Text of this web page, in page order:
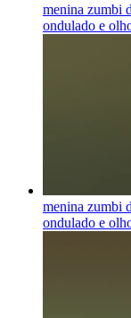
menina zumbi
ondulado e
menina zumbi
ondulado e